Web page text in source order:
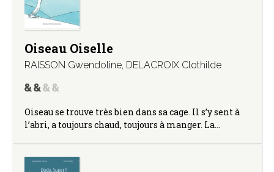
Oiseau Oiselle
RAISSON Gwendoline, DELACROIX Clothilde
Oiseau se trouve très bien dans sa cage. Il s’y sent à
l’abri, a toujours chaud, toujours à manger. La…